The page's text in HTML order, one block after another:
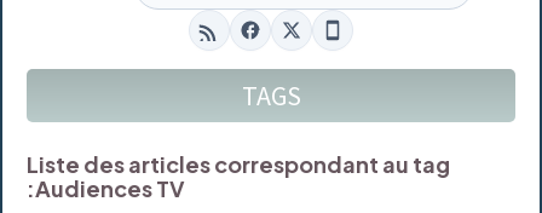
TAGS
Liste des articles correspondant au tag
:Audiences TV